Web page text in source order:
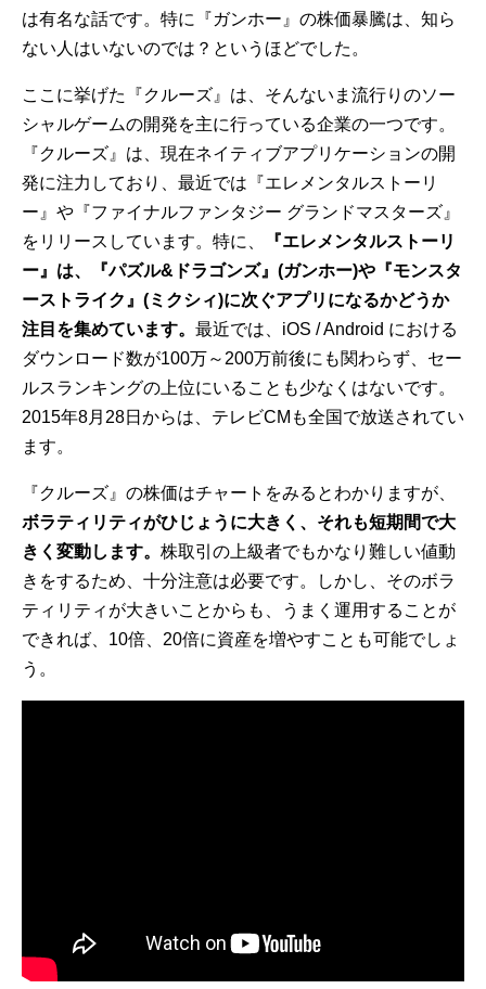
は有名な話です。特に『ガンホー』の株価暴騰は、知ら
ない人はいないのでは？というほどでした。
ここに挙げた『クルーズ』は、そんないま流行りのソー
シャルゲームの開発を主に行っている企業の一つです。
『クルーズ』は、現在ネイティブアプリケーションの開
発に注力しており、最近では『エレメンタルストーリ
ー』や『ファイナルファンタジー グランドマスターズ』
をリリースしています。特に、
『エレメンタルストーリ
ー』は、『パズル&ドラゴンズ』(ガンホー)や『モンスタ
ーストライク』(ミクシィ)に次ぐアプリになるかどうか
注目を集めています。 最近では、iOS / Android における
ダウンロード数が100万～200万前後にも関わらず、セー
ルスランキングの上位にいることも少なくはないです。
2015年8月28日からは、テレビCMも全国で放送されてい
ます。
『クルーズ』の株価はチャートをみるとわかりますが、
ボラティリティがひじょうに大きく、それも短期間で大
きく変動します。 株取引の上級者でもかなり難しい値動
きをするため、十分注意は必要です。しかし、そのボラ
ティリティが大きいことからも、うまく運用することが
できれば、10倍、20倍に資産を増やすことも可能でしょ
う。